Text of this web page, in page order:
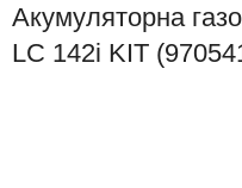
Акумуляторна
LC 142i KIT